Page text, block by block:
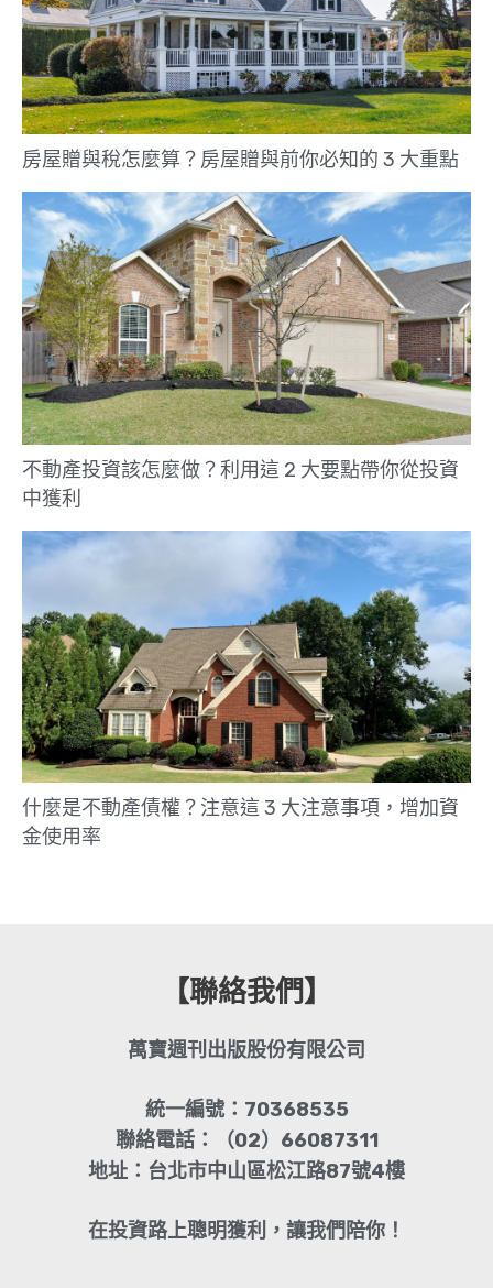
房屋贈與稅怎麼算？房屋贈與前你必知的 3 大重點
不動產投資該怎麼做？利用這 2 大要點帶你從投資
中獲利
什麼是不動產債權？注意這 3 大注意事項，增加資
金使用率
【聯絡我們】
萬寶週刊出版股份有限公司
統一編號：70368535
聯絡電話：（02）66087311
地址：台北市中山區松江路87號4樓
在投資路上聰明獲利，讓我們陪你！